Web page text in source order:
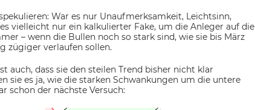
War es nur Unaufmerksamkeit, Leichtsinn,
vielleicht nur ein kalkulierter Fake, um die Anleger auf die
– wenn die Bullen noch so stark sind, wie sie bis März
zügiger verlaufen sollen.
auch, dass sie den steilen Trend bisher nicht klar
sie es ja, wie die starken Schwankungen um die untere
schon der nächste Versuch: